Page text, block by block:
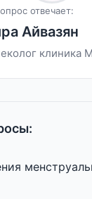
отвечает:
Айвазян
клиника